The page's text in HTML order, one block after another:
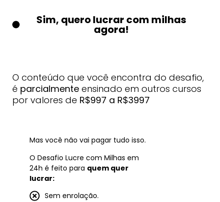
Sim, quero lucrar com milhas
agora!
O conteúdo que você encontra do desafio,
é parcialmente ensinado em outros cursos
por valores de R$997 a R$3997
Mas você não vai pagar tudo isso.
O Desafio Lucre com Milhas em
24h é feito para quem quer
lucrar:
Sem enrolação.